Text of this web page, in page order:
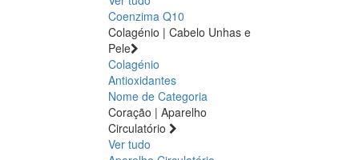
Coenzima Q10
Colagénio | Cabelo Unhas e
Pele
Colagénio
Antioxidantes
Nome de Categoria
Coração | Aparelho
Circulatório
Ver tudo